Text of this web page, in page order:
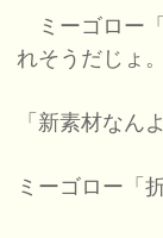
ミーゴロー
れそうだじょ
「新素材なん
ミーゴロー「